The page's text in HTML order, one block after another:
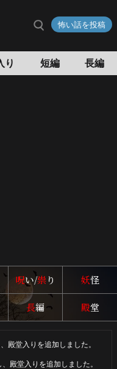
怖い話を投稿
り 短編 長編
呪い/祟り 妖怪
長編 殿堂
殿堂入りを追加しました。
殿堂入りを追加しました。